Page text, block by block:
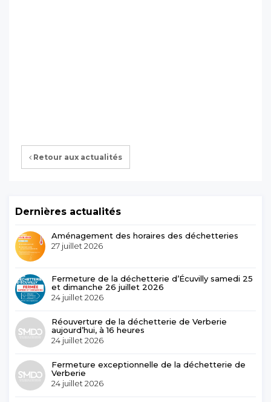
Retour aux actualités
Dernières actualités
Aménagement des horaires des déchetteries
27 juillet 2026
Fermeture de la déchetterie d’Écuvilly samedi 25
et dimanche 26 juillet 2026
24 juillet 2026
Réouverture de la déchetterie de Verberie
aujourd’hui, à 16 heures
24 juillet 2026
Fermeture exceptionnelle de la déchetterie de
Verberie
24 juillet 2026